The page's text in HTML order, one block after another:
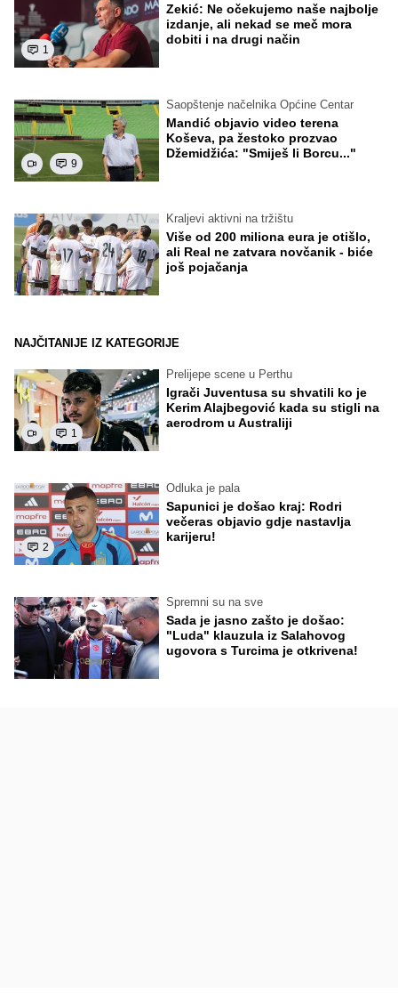
1
Zekić: Ne očekujemo naše najbolje
izdanje, ali nekad se meč mora
dobiti i na drugi način
9
Saopštenje načelnika Općine Centar
Mandić objavio video terena
Koševa, pa žestoko prozvao
Džemidžića: "Smiješ li Borcu..."
Kraljevi aktivni na tržištu
Više od 200 miliona eura je otišlo,
ali Real ne zatvara novčanik - biće
još pojačanja
NAJČITANIJE IZ KATEGORIJE
1
Prelijepe scene u Perthu
Igrači Juventusa su shvatili ko je
Kerim Alajbegović kada su stigli na
aerodrom u Australiji
2
Odluka je pala
Sapunici je došao kraj: Rodri
večeras objavio gdje nastavlja
karijeru!
Spremni su na sve
Sada je jasno zašto je došao:
"Luda" klauzula iz Salahovog
ugovora s Turcima je otkrivena!